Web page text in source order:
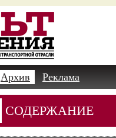
Архив Реклама
СОДЕРЖАНИЕ